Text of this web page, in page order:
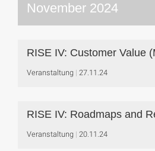
November 2024
RISE IV: Customer Value
Veranstaltung 27.11.24
RISE IV: Roadmaps and
Veranstaltung 20.11.24